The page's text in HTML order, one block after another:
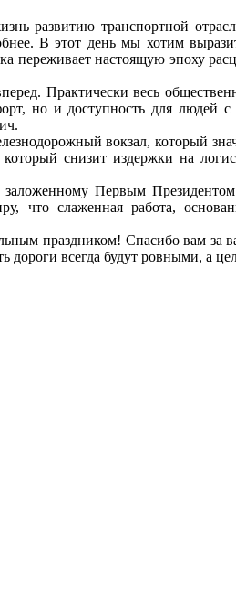
развитию транспортной
В этот день мы хотим
настоящую эпоху
Практически весь
но и доступность для
вокзал, который
снизит издержки на
заложенному Первым
слаженная работа,
праздником! Спасибо вам за
дороги всегда будут ровными, а